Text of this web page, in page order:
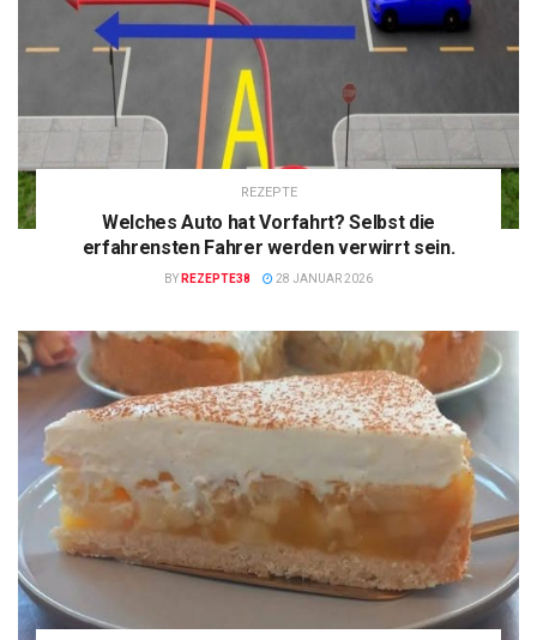
REZEPTE
Welches Auto hat Vorfahrt? Selbst die
erfahrensten Fahrer werden verwirrt sein.
BY REZEPTE38 28 JANUAR 2026